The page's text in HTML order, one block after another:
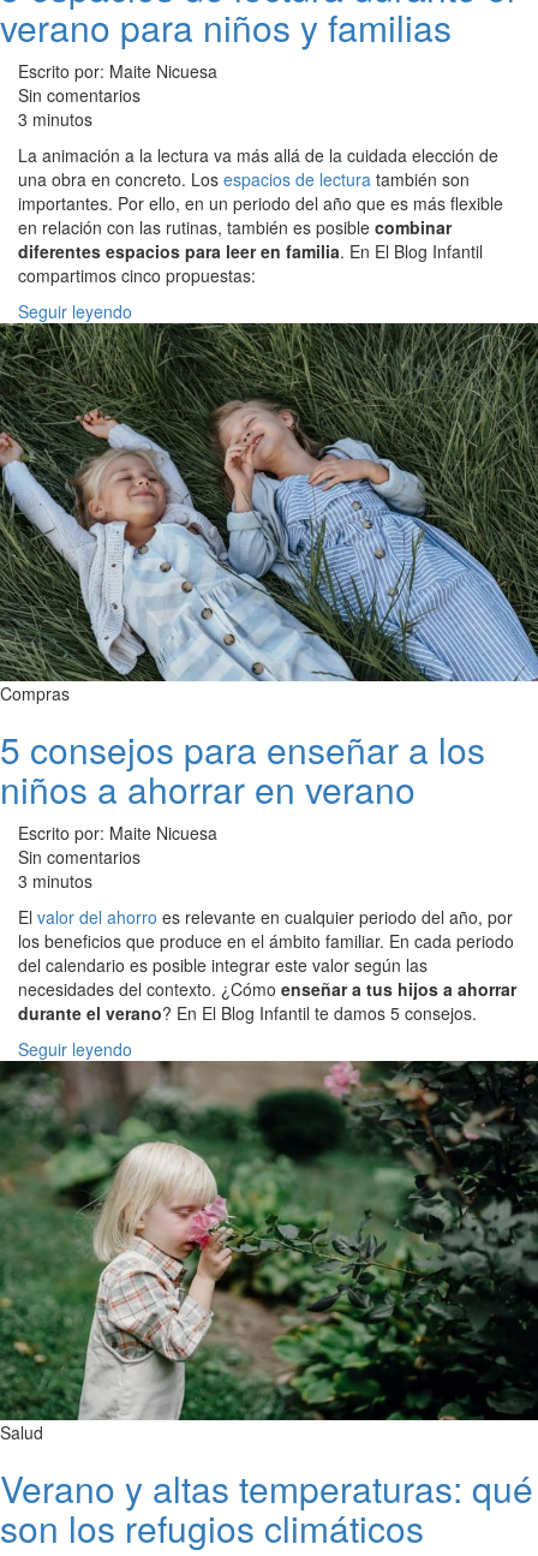
verano para niños y familias
Escrito por: Maite Nicuesa
Sin comentarios
3 minutos
La animación a la lectura va más allá de la cuidada elección de
una obra en concreto. Los espacios de lectura también son
importantes. Por ello, en un periodo del año que es más flexible
en relación con las rutinas, también es posible combinar
diferentes espacios para leer en familia. En El Blog Infantil
compartimos cinco propuestas:
Seguir leyendo
Compras
5 consejos para enseñar a los
niños a ahorrar en verano
Escrito por: Maite Nicuesa
Sin comentarios
3 minutos
El valor del ahorro es relevante en cualquier periodo del año, por
los beneficios que produce en el ámbito familiar. En cada periodo
del calendario es posible integrar este valor según las
necesidades del contexto. ¿Cómo enseñar a tus hijos a ahorrar
durante el verano? En El Blog Infantil te damos 5 consejos.
Seguir leyendo
Salud
Verano y altas temperaturas: qué
son los refugios climáticos